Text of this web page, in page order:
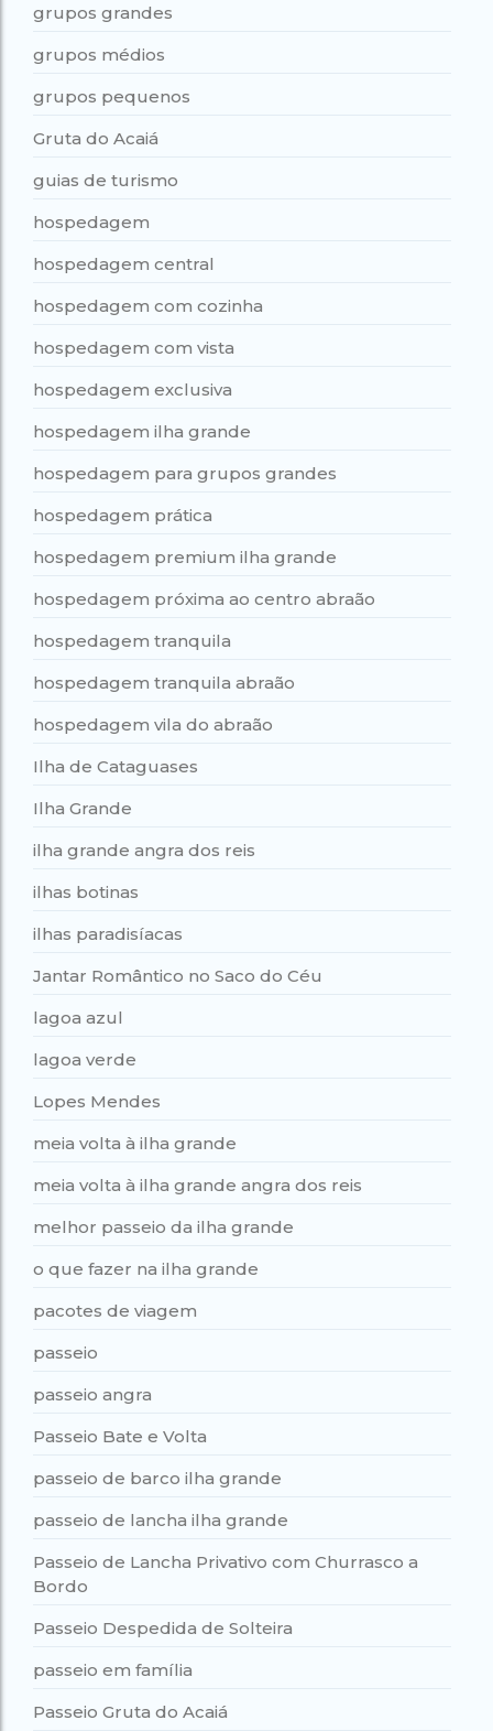
grupos grandes
grupos médios
grupos pequenos
Gruta do Acaiá
guias de turismo
hospedagem
hospedagem central
hospedagem com cozinha
hospedagem com vista
hospedagem exclusiva
hospedagem ilha grande
hospedagem para grupos grandes
hospedagem prática
hospedagem premium ilha grande
hospedagem próxima ao centro abraão
hospedagem tranquila
hospedagem tranquila abraão
hospedagem vila do abraão
Ilha de Cataguases
Ilha Grande
ilha grande angra dos reis
ilhas botinas
ilhas paradisíacas
Jantar Romântico no Saco do Céu
lagoa azul
lagoa verde
Lopes Mendes
meia volta à ilha grande
meia volta à ilha grande angra dos reis
melhor passeio da ilha grande
o que fazer na ilha grande
pacotes de viagem
passeio
passeio angra
Passeio Bate e Volta
passeio de barco ilha grande
passeio de lancha ilha grande
Passeio de Lancha Privativo com Churrasco a
Bordo
Passeio Despedida de Solteira
passeio em família
Passeio Gruta do Acaiá